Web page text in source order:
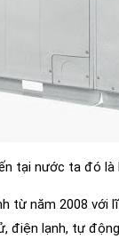
tại nước ta đó là
năm 2008 với
lạnh, tự